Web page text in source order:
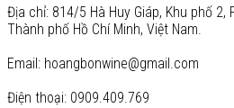
Địa chỉ: 814/5 Hà Huy Giáp, Khu phố 2,
Thành phố Hồ Chí Minh, Việt Nam.
Email: hoangbonwine@gmail.com
Điện thoại: 0909.409.769